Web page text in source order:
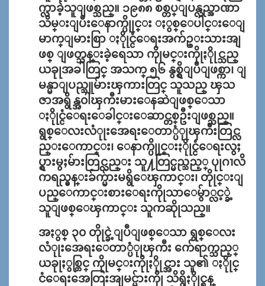
က္လာခဲ့သူျဖစ္သည္။ ၁၉၈၈ စစ္တပ္ျပန္လည္အာဏာ
သိမ္းျပီးေနာက္ပိုုင္း ႏွစ္ေပါင္းေျ
မာက္ျမားစြာ ႏိုုင္ငံေရးအက်ဥ္းသားအျ
ဖစ္ ျဖတ္သန္းခဲ့ရေသာ ကိုုမင္းကိုုႏိုုင္သည္
ယခုုအခါတြင္ အသက္ ၅၆ နွစ္ရွိျပီျဖစ္ကာ၊ ျ
မန္မာျပည္သူမ်ားၾကားတြင္ သူသည္ ၾသ
ဇာအရွိန္အ၀ါၾကီးမားေနဆဲျဖစ္ေသာ
ႏိုုင္ငံေရးေခါင္းေဆာင္တစ္ဦးျဖစ္သည္။
ရွစ္ေလးလံုုးအေရးေတာ္ပံုုၾကီးတြင္လ
ည္းေကာင္း၊ ေနာက္ပိုုင္းႏိုုင္ငံေရးလွႈ
ပ္ရွားမွႈမ်ားတြင္လည္း သူ႔တြင္မည္သည့္ ပုုဂၢလိ
ကရည္မွန္းခ်က္မ်ားမရွိေၾကာင္း၊ တိုုင္းျ
ပည္ေကာင္းစားေရးကိုုသာေမွ်ာ္လင့္ခဲ့
သူျဖစ္ေၾကာင္း သူကဆိုုသည္။
အႏွစ္ ၃၀ တိုုင္ခဲ့ျပီျဖစ္ေသာ ရွစ္ေလး
လံုုးအေရးေတာ္ပံုုၾကီး က်ေရာက္သည့္
ယခုုႏွစ္တြင္ ကိုုမင္းကိုုႏိုုင္အား သူ၏ ႏိုုင္
ငံေရးအေတြးအျမင္မ်ားကိုု သိရွိႏိုုင္ရန္